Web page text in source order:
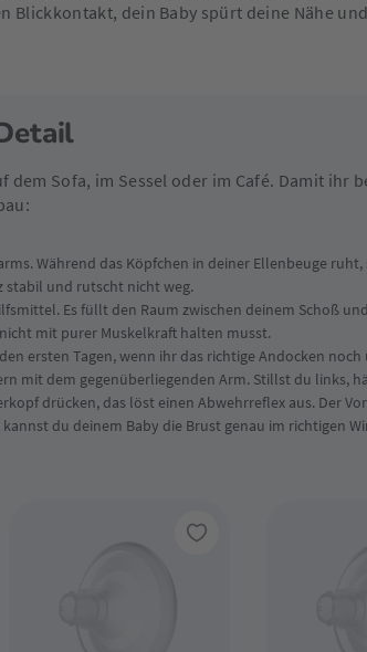
dein Baby spürt deine Nähe
Sofa, im Sessel oder im Café. Damit ihr
Während das Köpfchen in deiner Ellenbeuge
stabil und rutscht nicht weg.
Es füllt den Raum zwischen deinem Schoß
mit purer Muskelkraft halten musst.
ersten Tagen, wenn ihr das richtige Andocken
mit dem gegenüberliegenden Arm. Stillst du links,
drücken, das löst einen Abwehrreflex aus. Der
du deinem Baby die Brust genau im richtigen